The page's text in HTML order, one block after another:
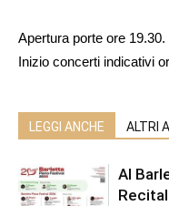
Apertura porte ore 19.30.
Inizio concerti indicativi
LEGGI ANCHE ALTRI
Al